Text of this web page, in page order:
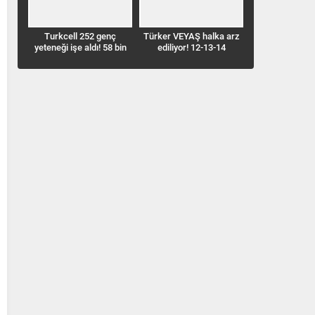
Turkcell 252 genç
yeteneği işe aldı! 58 bin
Türker VEYAŞ halka arz
ediliyor! 12-13-14
toplayacak